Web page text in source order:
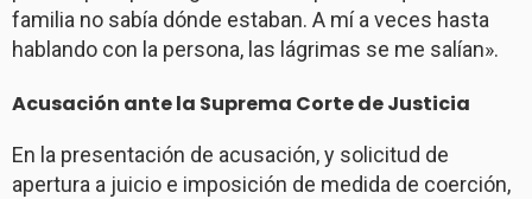
familia no sabía dónde estaban. A mí a veces hasta
hablando con la persona, las lágrimas se me salían».
Acusación ante la Suprema Corte de Justicia
En la presentación de acusación, y solicitud de
apertura a juicio e imposición de medida de coerción,